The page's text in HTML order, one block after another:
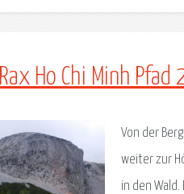
Rax Ho Chi Minh
Von der
weiter zur
in den